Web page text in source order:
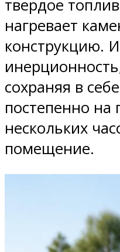
твердое
нагревает
конструкцию.
сохраняя в
постепенно на
нескольких
помещение.